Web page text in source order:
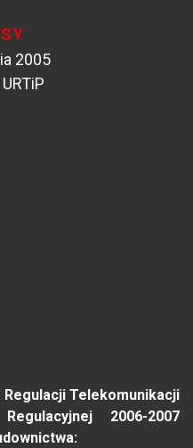
2005
URTiP
Telekomunikacji
2006-2007